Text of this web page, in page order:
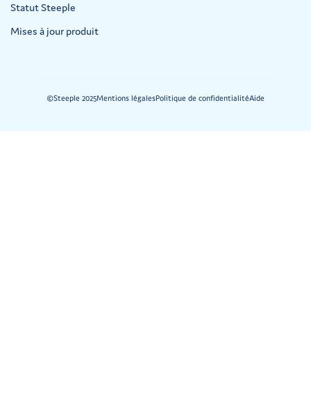
Statut Steeple
Mises à jour produit
©Steeple 2025Mentions légalesPolitique de confidentialitéAide